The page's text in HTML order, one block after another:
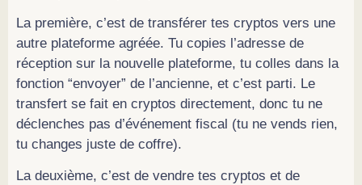
La première, c’est de transférer tes cryptos vers une
autre plateforme agréée. Tu copies l’adresse de
réception sur la nouvelle plateforme, tu colles dans la
fonction “envoyer” de l’ancienne, et c’est parti. Le
transfert se fait en cryptos directement, donc tu ne
déclenches pas d’événement fiscal (tu ne vends rien,
tu changes juste de coffre).
La deuxième, c’est de vendre tes cryptos et de